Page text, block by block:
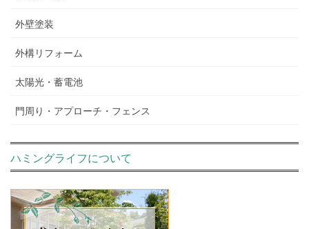
外壁塗装
外構リフォーム
太陽光・蓄電池
門周り・アプローチ・フェンス
ハミングライフについて